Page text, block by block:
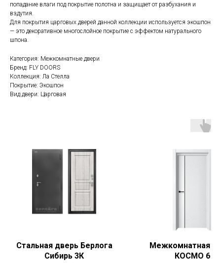
попадание влаги под покрытие полотна и защищает от разбухания и
вздутия.
Для покрытия царговых дверей данной коллекции используется экошпон
— это декоративное многослойное покрытие с эффектом натурального
шпона.
Категория: Межкомнатные двери
Бренд: FLY DOORS
Коллекция: Ла Стелла
Покрытие: Экошпон
Вид двери: Царговая
Стальная дверь Берлога
Сибирь 3К
Межкомнатная
КОСМО 6